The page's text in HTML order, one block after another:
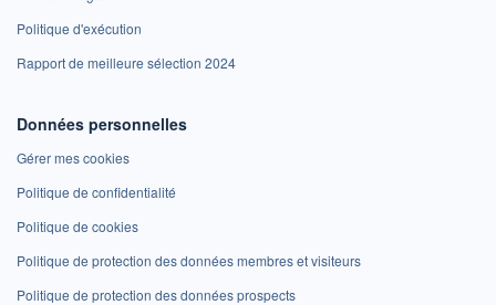
Politique d'exécution
Rapport de meilleure sélection 2024
Données personnelles
Gérer mes cookies
Politique de confidentialité
Politique de cookies
Politique de protection des données membres et visiteurs
Politique de protection des données prospects